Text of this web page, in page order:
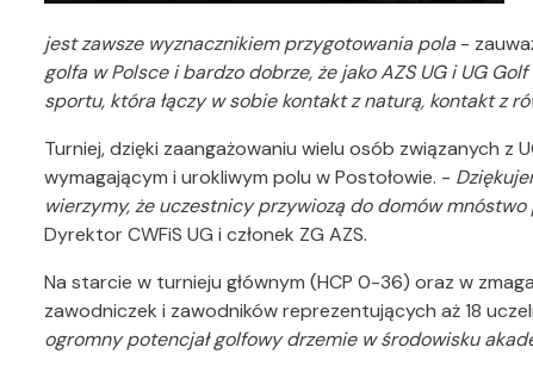
jest zawsze wyznacznikiem przygotowania pola -
golfa w Polsce i bardzo dobrze, że jako AZS UG i UG
sportu, która łączy w sobie kontakt z naturą, kontakt z
Turniej, dzięki zaangażowaniu wielu osób związanych z
wymagającym i urokliwym polu w Postołowie. -
wierzymy, że uczestnicy przywiozą do domów
Dyrektor CWFiS UG i członek ZG AZS.
Na starcie w turnieju głównym (HCP 0-36) oraz w
zawodniczek i zawodników reprezentujących aż 18
ogromny potencjał golfowy drzemie w środowisku